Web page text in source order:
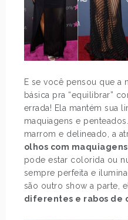
E se você pensou que a
básica pra “equilibrar”
errada! Ela mantém sua
maquiagens e
marrom e delineado, a
olhos com
pode estar colorida ou
sempre perfeita e
são outro show a parte,
diferentes e rabos de